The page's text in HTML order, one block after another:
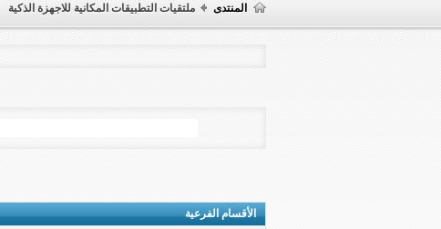
المنتدى ملتقيات التطبيقات المكانية للاجهزة الذكية
الأقسام الفرعية